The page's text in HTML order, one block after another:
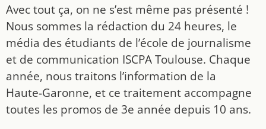
Avec tout ça, on ne s’est même pas présenté !
Nous sommes la rédaction du 24 heures, le
média des étudiants de l’école de journalisme
et de communication ISCPA Toulouse. Chaque
année, nous traitons l’information de la
Haute-Garonne, et ce traitement accompagne
toutes les promos de 3e année depuis 10 ans.